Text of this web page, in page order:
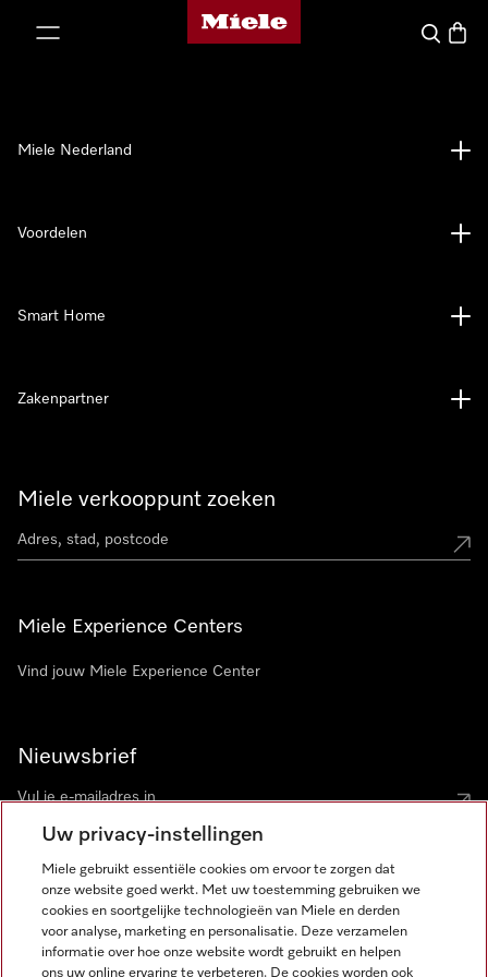
Homepage van Miele
Wat zoek
Miele verkooppunt zoeken
Miele Experience Centers
Vind jouw Miele Experience Center
Nieuwsbrief
Miele Nederland
Voordelen
Smart Home
Zakenpartner
Miele op Instagram
Miele op Facebook
Miele op Youtube
Uw privacy-instellingen
Miele gebruikt essentiële cookies om ervoor te zorgen dat
onze website goed werkt. Met uw toestemming gebruiken we
cookies en soortgelijke technologieën van Miele en derden
voor analyse, marketing en personalisatie. Deze verzamelen
informatie over hoe onze website wordt gebruikt en helpen
ons uw online ervaring te verbeteren. De cookies worden ook